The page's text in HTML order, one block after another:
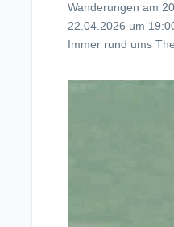
Wanderungen am
22.04.2026 um
Immer rund ums